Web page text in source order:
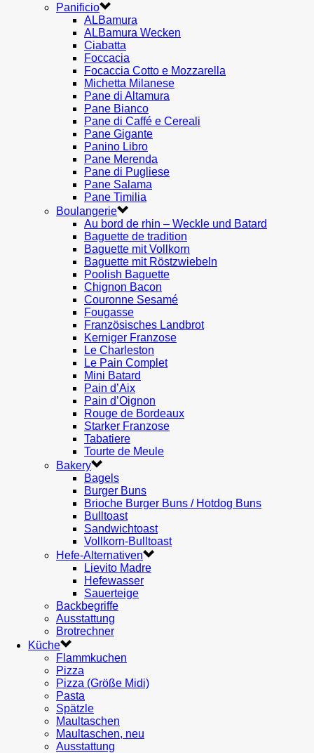
Panificio
ALBamura
ALBamura Wecken
Ciabatta
Foccacia
Focaccia Cotto e Mozzarella
Michetta Milanese
Pane di Altamura
Pane Bianco
Pane di Caffé e Cereali
Pane Gigante
Panino Libro
Pane Merenda
Pane di Pugliese
Pane Salama
Pane Timilia
Boulangerie
Au bord de rhin – Weckle und Batard
Baguette de tradition
Baguette mit Vollkorn
Baguette mit Röstzwiebeln
Poolish Baguette
Chignon Bacon
Couronne Sesamé
Fougasse
Französisches Landbrot
Kerniger Franzose
Le Charleston
Le Pain Complet
Mini Batard
Pain d’Aix
Pain d’Oignon
Rouge de Bordeaux
Starker Franzose
Tabatiere
Tourte de Meule
Bakery
Bagels
Burger Buns
Brioche Burger Buns / Hotdog Buns
Bulltoast
Sandwichtoast
Vollkorn-Bulltoast
Hefe-Alternativen
Lievito Madre
Hefewasser
Sauerteige
Backbegriffe
Ausstattung
Brotrechner
Küche
Flammkuchen
Pizza
Pizza (Größe Midi)
Pasta
Spätzle
Maultaschen
Maultaschen, neu
Ausstattung